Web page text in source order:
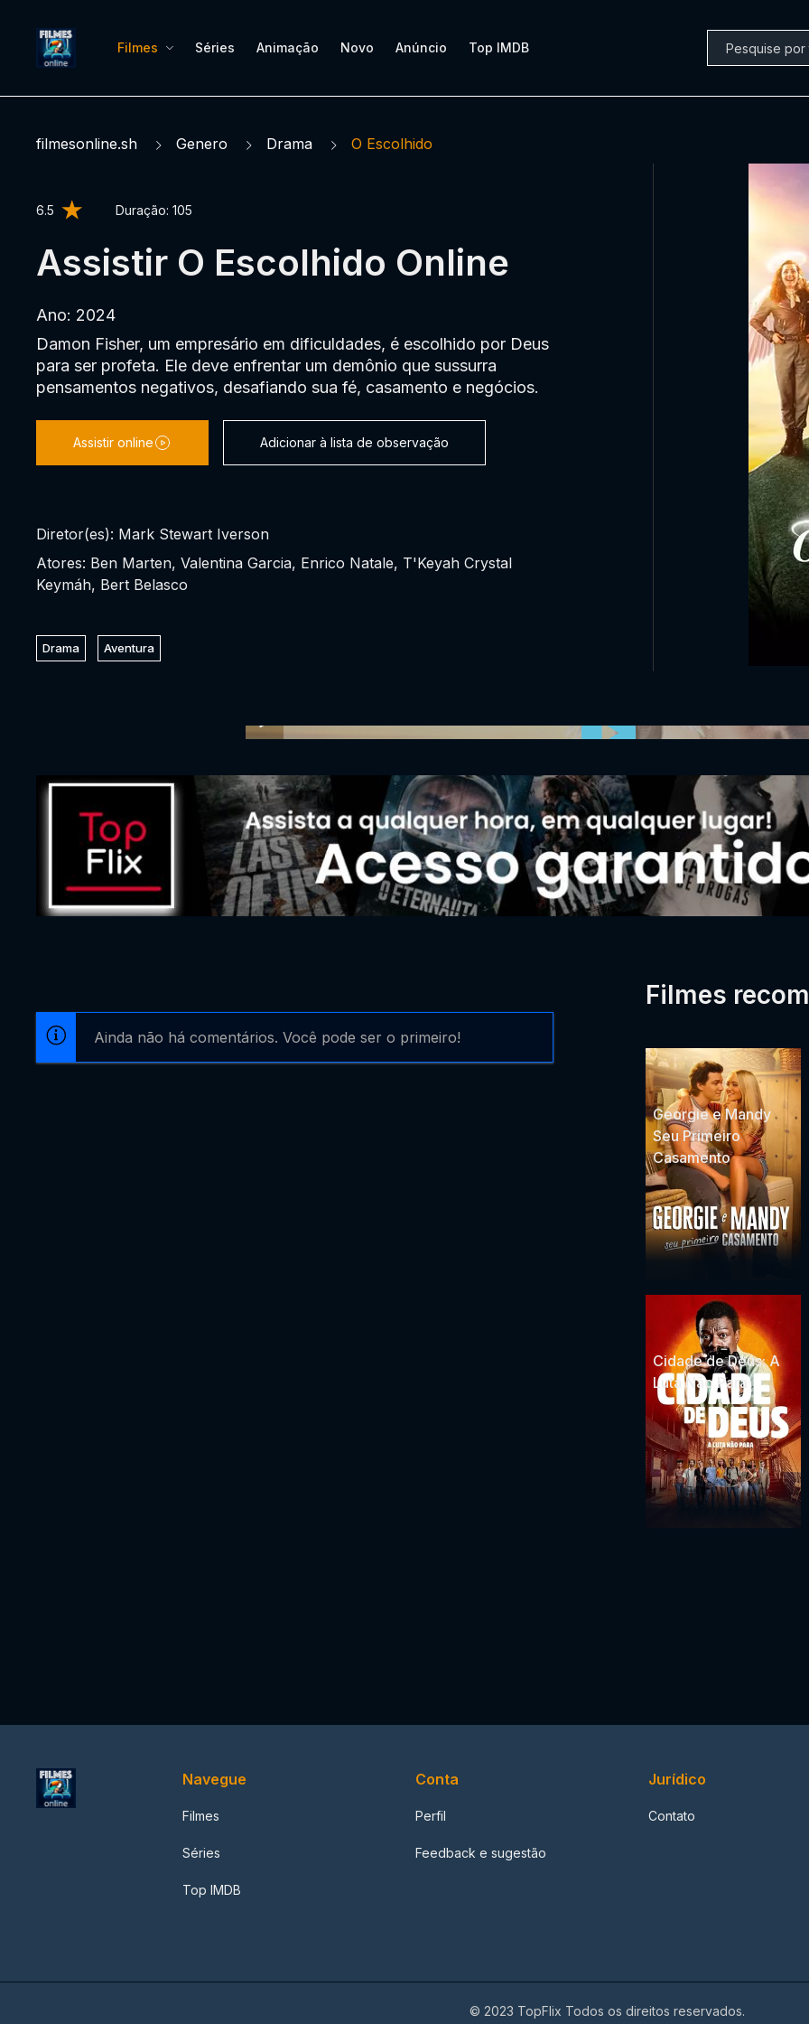
Filmes Séries Animação Novo Anúncio Top IMDB
filmesonline.sh Genero Drama O Escolhido
6.5 Duração: 105
Assistir O Escolhido Online
Ano: 2024
Damon Fisher, um empresário em dificuldades, é escolhido por Deus
para ser profeta. Ele deve enfrentar um demônio que sussurra
pensamentos negativos, desafiando sua fé, casamento e negócios.
Assistir online Adicionar à lista de observação
Diretor(es): Mark Stewart Iverson
Atores: Ben Marten, Valentina Garcia, Enrico Natale, T'Keyah Crystal
Keymáh, Bert Belasco
Drama Aventura
Ainda não há comentários. Você pode ser o primeiro!
Filmes
Georgie e Mandy
Seu Primeiro
Casamento
Cidade de Deus: A
Luta Não Para
Navegue
Filmes
Séries
Top IMDB
Conta
Perfil
Feedback e sugestão
Jurídico
Contato
© 2023 TopFlix Todos os direitos reservados.